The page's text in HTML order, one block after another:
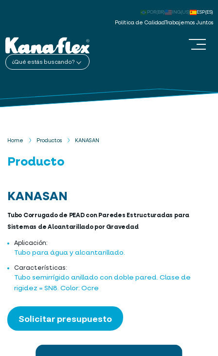
Política de CalidadTrabajemos Juntos
POR(BR) ING(US) ESP(ES)
¿Qué estás buscando?
Home Productos KANASAN
Producto
KANASAN
Tubo Corrugado de PEAD con Paredes Estructuradas para
Sistemas de Alcantarillado por Gravedad
Aplicación:
Tubo para água y alcantarillado.
Características:
Tubo semirrígido anillado con doble pared. Clase de
rigidez = SN8. Color: Ocre
Solicitar presupuesto